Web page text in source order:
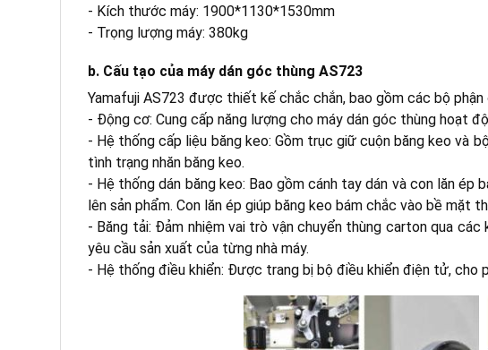
- Kích thước máy: 1900*1130*1530mm
- Trọng lượng máy: 380kg
b. Cấu tạo của máy dán góc thùng AS723
Yamafuji AS723 được thiết kế chắc chắn, bao gồm các bộ phận
- Động cơ: Cung cấp năng lượng cho máy dán góc thùng hoạt
- Hệ thống cấp liệu băng keo: Gồm trục giữ cuộn băng keo và
tình trạng nhăn băng keo.
- Hệ thống dán băng keo: Bao gồm cánh tay dán và con lăn
lên sản phẩm. Con lăn ép giúp băng keo bám chắc vào bề mặt
- Băng tải: Đảm nhiệm vai trò vận chuyển thùng carton qua
yêu cầu sản xuất của từng nhà máy.
- Hệ thống điều khiển: Được trang bị bộ điều khiển điện tử, cho